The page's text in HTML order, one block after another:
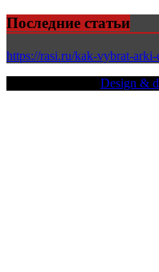
Последние статьи
https://rasi.ru/kak-vybrat-
Design &